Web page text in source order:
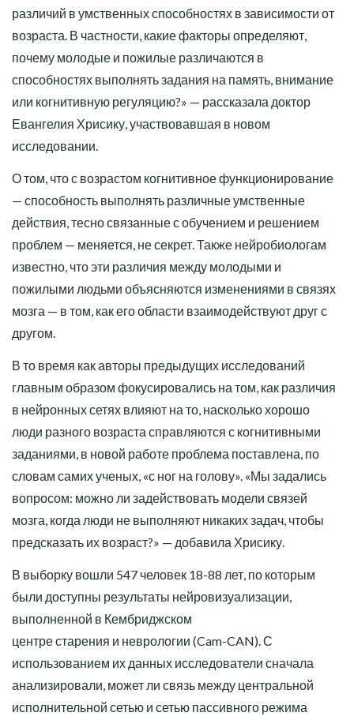
различий в умственных способностях в зависимости от
возраста. В частности, какие факторы определяют,
почему молодые и пожилые различаются в
способностях выполнять задания на память, внимание
или когнитивную регуляцию?» — рассказала доктор
Евангелия Хрисику, участвовавшая в новом
исследовании.
О том, что с возрастом когнитивное функционирование
— способность выполнять различные умственные
действия, тесно связанные с обучением и решением
проблем — меняется, не секрет. Также нейробиологам
известно, что эти различия между молодыми и
пожилыми людьми объясняются изменениями в связях
мозга — в том, как его области взаимодействуют друг с
другом.
В то время как авторы предыдущих исследований
главным образом фокусировались на том, как различия
в нейронных сетях влияют на то, насколько хорошо
люди разного возраста справляются с когнитивными
заданиями, в новой работе проблема поставлена, по
словам самих ученых, «с ног на голову». «Мы задались
вопросом: можно ли задействовать модели связей
мозга, когда люди не выполняют никаких задач, чтобы
предсказать их возраст?» — добавила Хрисику.
В выборку вошли 547 человек 18-88 лет, по которым
были доступны результаты нейровизуализации,
выполненной в Кембриджском
центре старения и неврологии (Cam-CAN). С
использованием их данных исследователи сначала
анализировали, может ли связь между центральной
исполнительной сетью и сетью пассивного режима